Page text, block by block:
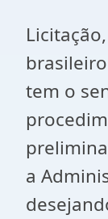
tem o
a